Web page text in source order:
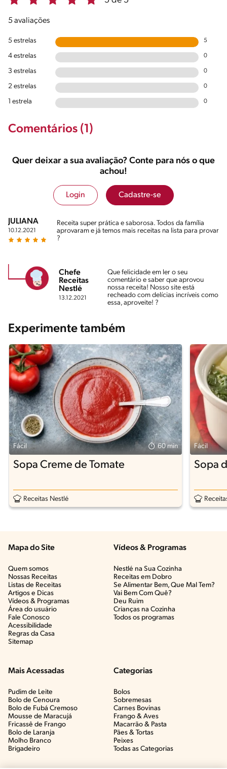
5 avaliações
5 estrelas 5
4 estrelas 0
3 estrelas 0
2 estrelas 0
1 estrela 0
Comentários (1)
Quer deixar a sua avaliação? Conte para nós o que
achou!
Login Cadastre-se
JULIANA
10.12.2021
Receita super prática e saborosa. Todos da família
aprovaram e já temos mais receitas na lista para provar
?
Chefe
Receitas
Nestlé
13.12.2021
Que felicidade em ler o seu
comentário e saber que aprovou
nossa receita! Nosso site está
recheado com delícias incríveis como
essa, aproveite! ?
Experimente também
Fácil 60 min
Sopa Creme de Tomate
Receitas Nestlé
Fácil
Sopa
Mapa do Site
Quem somos
Nossas Receitas
Listas de Receitas​
Artigos e Dicas​
Vídeos & Programas​
Área do usuário
Fale Conosco
Acessibilidade
Regras da Casa
Sitemap
Vídeos & Programas​
Nestlé na Sua Cozinha
Receitas em Dobro
Se Alimentar Bem, Que Mal Tem?​
Vai Bem Com Quê?​
Deu Ruim​
Crianças na Cozinha​
Todos os programas
Mais Acessadas
Pudim de Leite
Bolo de Cenoura
Bolo de Fubá Cremoso
Mousse de Maracujá
Fricassê de Frango
Bolo de Laranja
Molho Branco
Brigadeiro
Categorias
Bolos
Sobremesas
Carnes Bovinas​
Frango & Aves​
Macarrão & Pasta​
Pães & Tortas​
Peixes
Todas as Categorias